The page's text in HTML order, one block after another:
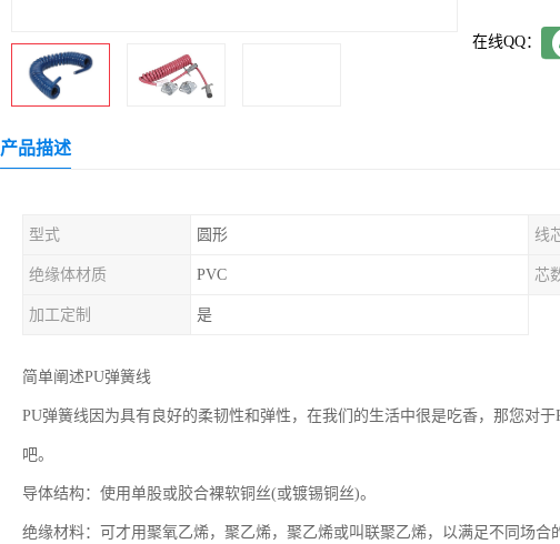
在线QQ：
产品描述
型式 圆形 线
绝缘体材质 PVC 芯
加工定制 是
简单阐述PU弹簧线
PU弹簧线因为具有良好的柔韧性和弹性，在我们的生活中很是吃香，那您对
吧。
导体结构：使用单股或胶合裸软铜丝(或镀锡铜丝)。
绝缘材料：可才用聚氧乙烯，聚乙烯，聚乙烯或叫联聚乙烯，以满足不同场合